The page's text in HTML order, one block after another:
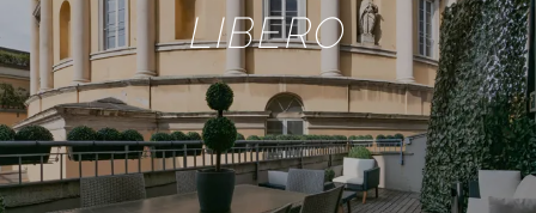
LIBERO